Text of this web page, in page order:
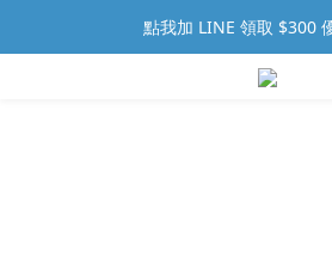
點我加 LINE 領取 $300